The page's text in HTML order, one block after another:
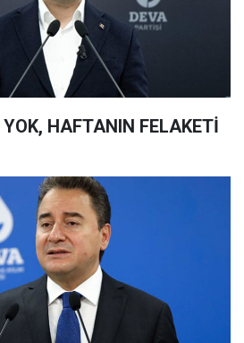
HAFTANIN FELAKETİ